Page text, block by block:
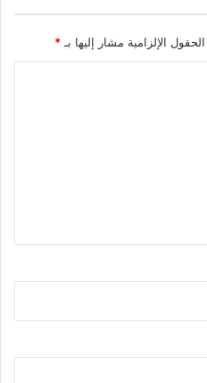
الحقول الإلزامية مشار إليها بـ *